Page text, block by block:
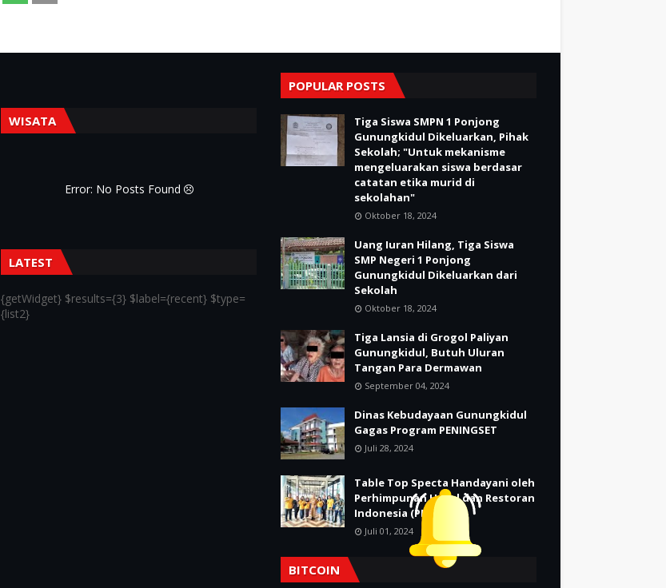
WISATA
Error: No Posts Found
LATEST
{getWidget} $results={3} $label={recent} $type=
{list2}
POPULAR POSTS
Tiga Siswa SMPN 1 Ponjong
Gunungkidul Dikeluarkan, Pihak
Sekolah; "Untuk mekanisme
mengeluarakan siswa berdasar
catatan etika murid di
sekolahan"
Oktober 18, 2024
Uang Iuran Hilang, Tiga Siswa
SMP Negeri 1 Ponjong
Gunungkidul Dikeluarkan dari
Sekolah
Oktober 18, 2024
Tiga Lansia di Grogol Paliyan
Gunungkidul, Butuh Uluran
Tangan Para Dermawan
September 04, 2024
Dinas Kebudayaan Gunungkidul
Gagas Program PENINGSET
Juli 28, 2024
Table Top Specta Handayani oleh
Perhimpunan Hotel dan Restoran
Indonesia (PHRI)
Juli 01, 2024
BITCOIN